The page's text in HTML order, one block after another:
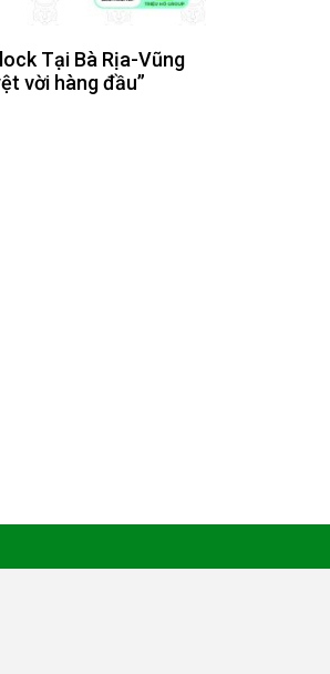
Tại Bà Rịa-Vũng
vời hàng đầu”